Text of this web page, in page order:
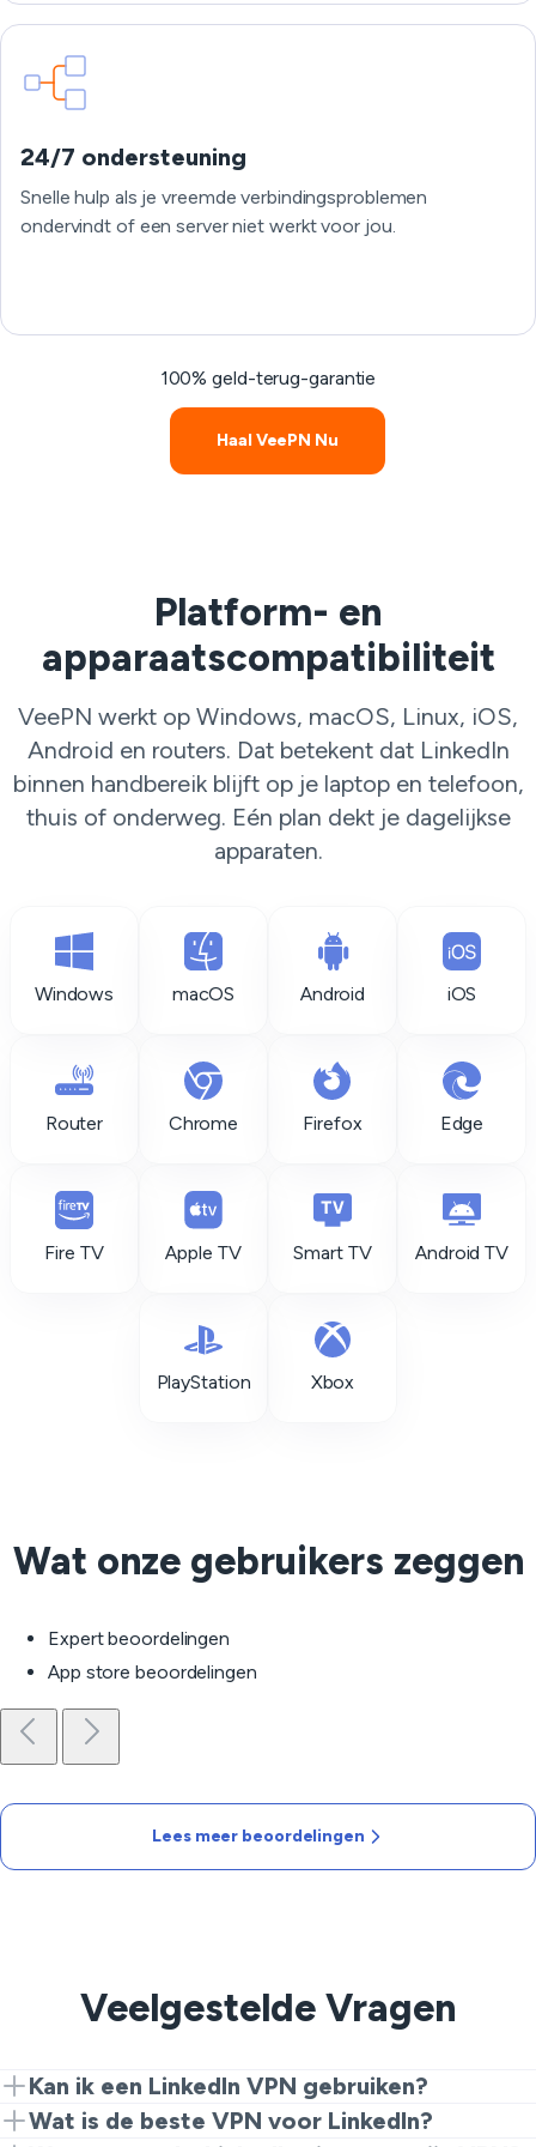
24/7 ondersteuning
Snelle hulp als je vreemde verbindingsproblemen
ondervindt of een server niet werkt voor jou.
100% geld-terug-garantie
Haal VeePN Nu
Platform- en
apparaatscompatibiliteit
VeePN werkt op Windows, macOS, Linux, iOS,
Android en routers. Dat betekent dat LinkedIn
binnen handbereik blijft op je laptop en telefoon,
thuis of onderweg. Eén plan dekt je dagelijkse
apparaten.
Windows macOS Android iOS
Router Chrome Firefox Edge
Fire TV Apple TV Smart TV Android TV
PlayStation Xbox
Wat onze gebruikers zeggen
Expert beoordelingen
App store beoordelingen
Lees meer beoordelingen
Veelgestelde Vragen
Kan ik een LinkedIn VPN gebruiken?
Ja. Zet VeePN aan, verbind met een server en open
Wat is de beste VPN voor LinkedIn?